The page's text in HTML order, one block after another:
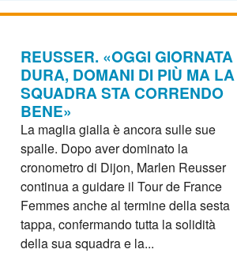
REUSSER. «OGGI GIORNATA
DURA, DOMANI DI PIÙ MA LA
SQUADRA STA CORRENDO
BENE»
La maglia gialla è ancora sulle sue
spalle. Dopo aver dominato la
cronometro di Dijon, Marlen Reusser
continua a guidare il Tour de France
Femmes anche al termine della sesta
tappa, confermando tutta la solidità
della sua squadra e la...